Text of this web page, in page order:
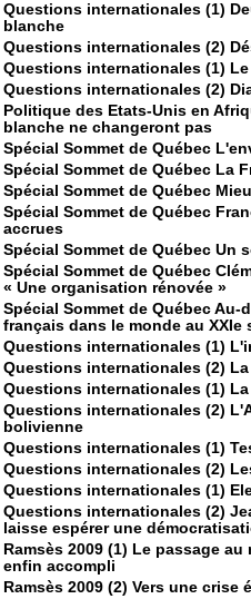
Questions internationales (1)
blanche
Questions internationales (2)
Questions internationales (1)
Questions internationales (2)
Politique des Etats-Unis en
blanche ne changeront pas
Spécial Sommet de Québec
Spécial Sommet de Québec La
Spécial Sommet de Québec
Spécial Sommet de Québec
accrues
Spécial Sommet de Québec Un
Spécial Sommet de Québec
« Une organisation rénovée »
Spécial Sommet de Québec
français dans le monde au XXIe
Questions internationales (1)
Questions internationales (2)
Questions internationales (1)
Questions internationales (2)
bolivienne
Questions internationales (1)
Questions internationales (2)
Questions internationales (1)
Questions internationales (2)
laisse espérer une
Ramsès 2009 (1) Le passage
enfin accompli
Ramsès 2009 (2) Vers une